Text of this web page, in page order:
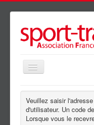
Basculer
la
Accueil
Présentation
Veuillez saisir
d'utilisateur. Un code
Lorsque vous le